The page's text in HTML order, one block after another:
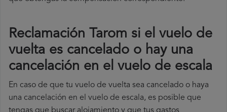
Reclamación Tarom si el vuelo de
vuelta es cancelado o hay una
cancelación en el vuelo de escala
En caso de que tu vuelo de vuelta sea cancelado o haya
una cancelación en el vuelo de escala, es posible que